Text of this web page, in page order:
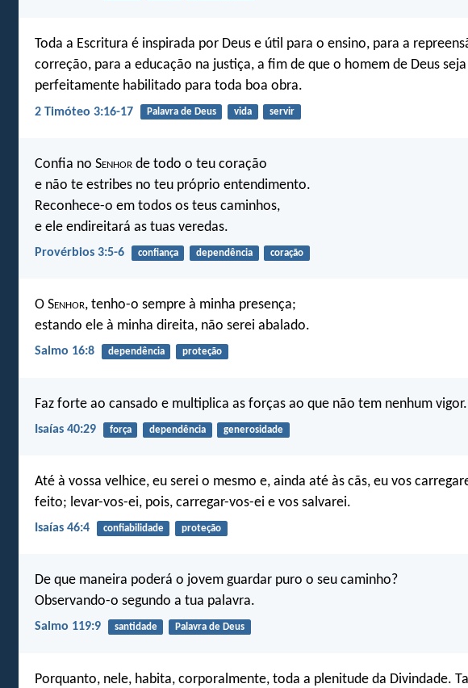
Toda a Escritura é inspirada por Deus e útil para o ensino, para a
correção, para a educação na justiça, a fim de que o homem de Deus
perfeitamente habilitado para toda boa obra.
2 Timóteo 3:16-17 Palavra de Deus vida servir
Confia no Senhor de todo o teu coração
e não te estribes no teu próprio entendimento.
Reconhece-o em todos os teus caminhos,
e ele endireitará as tuas veredas.
Provérbios 3:5-6 confiança dependência coração
O Senhor, tenho-o sempre à minha presença;
estando ele à minha direita, não serei abalado.
Salmo 16:8 dependência proteção
Faz forte ao cansado e multiplica as forças ao que não tem nenhum vigor.
Isaías 40:29 força dependência generosidade
Até à vossa velhice, eu serei o mesmo e, ainda até às cãs, eu vos
feito; levar-vos-ei, pois, carregar-vos-ei e vos salvarei.
Isaías 46:4 confiabilidade proteção
De que maneira poderá o jovem guardar puro o seu caminho?
Observando-o segundo a tua palavra.
Salmo 119:9 santidade Palavra de Deus
Porquanto, nele, habita, corporalmente, toda a plenitude da Divindade.